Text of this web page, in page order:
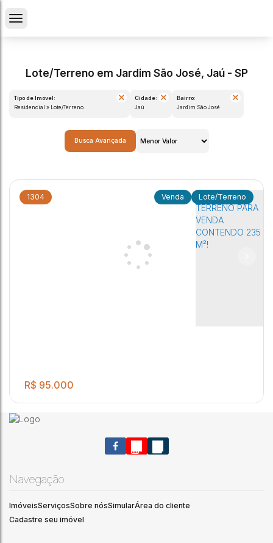
Lote/Terreno em Jardim São José, Jaú - SP
Tipo de Imóvel:
Residencial » Lote/Terreno
Cidade:
Jaú
Bairro:
Jardim São José
Busca Avançada
1304 Lote/Terreno
R$ 95.000
Navegação
ImóveisServiçosSobre nósSimularÁrea do cliente
Cadastre seu imóvel